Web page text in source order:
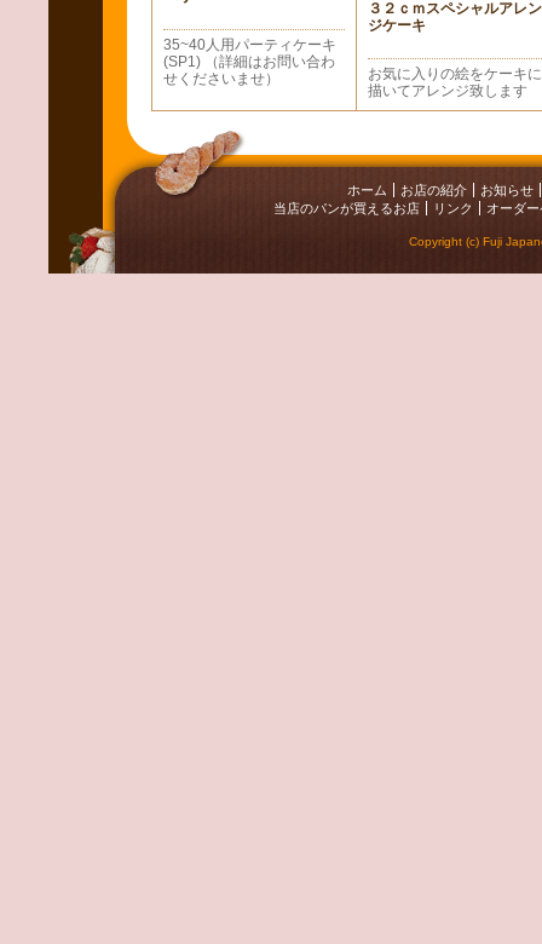
35~40人用パーティケーキ
(SP1) （詳細はお問い合わ
せくださいませ）
３２ｃｍスペシャルアレン
ジケーキ
お気に入りの絵をケーキに
描いてアレンジ致します
ホーム お店の紹介
お知らせ
当店のパンが買えるお店
リンク オーダ
Copyright (c) Fuji